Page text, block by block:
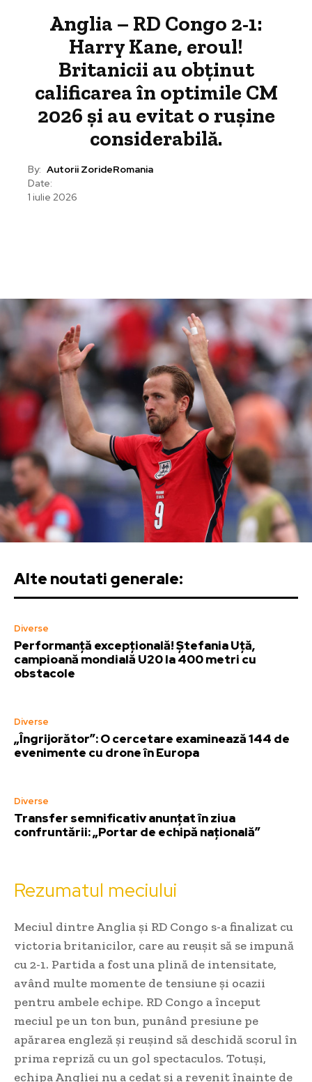
Anglia – RD Congo 2-1:
Harry Kane, eroul!
Britanicii au obținut
calificarea în optimile CM
2026 și au evitat o rușine
considerabilă.
By: Autorii ZorideRomania
Date:
1 iulie 2026
Alte noutati generale:
Diverse
Performanță excepțională! Ștefania Uță,
campioană mondială U20 la 400 metri cu
obstacole
Diverse
„Îngrijorător”: O cercetare examinează 144 de
evenimente cu drone în Europa
Diverse
Transfer semnificativ anunțat în ziua
confruntării: „Portar de echipă națională”
Rezumatul meciului
Meciul dintre Anglia și RD Congo s-a finalizat cu
victoria britanicilor, care au reușit să se impună
cu 2-1. Partida a fost una plină de intensitate,
având multe momente de tensiune și ocazii
pentru ambele echipe. RD Congo a început
meciul pe un ton bun, punând presiune pe
apărarea engleză și reușind să deschidă scorul în
prima repriză cu un gol spectaculos. Totuși,
echipa Angliei nu a cedat și a revenit înainte de